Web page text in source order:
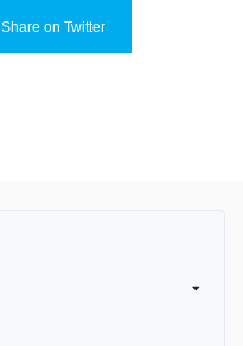
Share on Twitter